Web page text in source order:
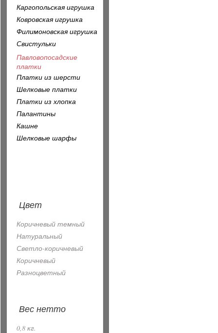
Каргопольская игрушка
Ковровская игрушка
Филимоновская игрушка
Свистульки
Павловопосадские
платки
Платки из шерсти
Шелковые платки
Платки из хлопка
Палантины
Кашне
Шелковые шарфы
Цвет
Коричневый темный
Натуральный
Светло-коричневый
Коричневый
Разноцветный
Вес нетто
0,8 кг.